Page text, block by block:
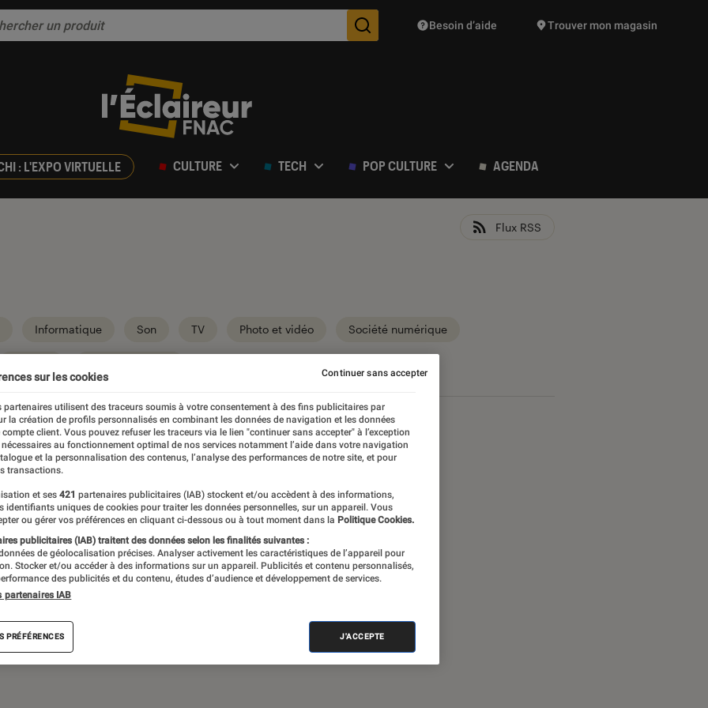
Des suggestions de produits vont vous être proposées
Besoin d’aide Trouver mon magasin
: L'EXPO VIRTUELLE CULTURE TECH POP CULTURE AGENDA
Flux RSS
Informatique Son TV Photo et vidéo Société numérique
audio, objets connectés… l’Éclaireur
l’actualité Tech décryptée, de nombreux
des tests de produits, réalisés par le
sur les cookies
partenaires utilisent des traceurs soumis à votre consentement à des fins publicitaires par
la création de profils personnalisés en combinant les données de navigation et les données
compte client. Vous pouvez refuser les traceurs via le lien "continuer sans accepter" à l’exception
au fonctionnement optimal de nos services notamment l’aide dans votre navigation
et la personnalisation des contenus, l’analyse des performances de notre site, et pour
transactions.
et ses 421 partenaires publicitaires (IAB) stockent et/ou accèdent à des informations,
identifiants uniques de cookies pour traiter les données personnelles, sur un appareil. Vous
ou gérer vos préférences en cliquant ci-dessous ou à tout moment dans la Politique Cookies.
publicitaires (IAB) traitent des données selon les finalités suivantes :
de géolocalisation précises. Analyser activement les caractéristiques de l’appareil pour
Stocker et/ou accéder à des informations sur un appareil. Publicités et contenu personnalisés,
des publicités et du contenu, études d’audience et développement de services.
partenaires IAB
PRÉFÉRENCES J'ACCEPTE
Continuer sans accepter